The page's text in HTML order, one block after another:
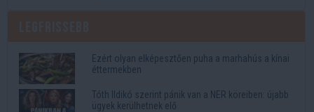
Ezért olyan elképesztően puha a marhahús a kínai
éttermekben
Tóth Ildikó szerint pánik van a NER köreiben: újabb
ügyek kerülhetnek elő